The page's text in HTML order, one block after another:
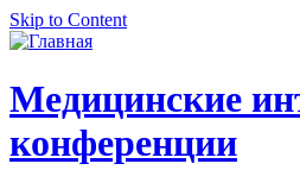
Skip to Content
Медицинские
конференции